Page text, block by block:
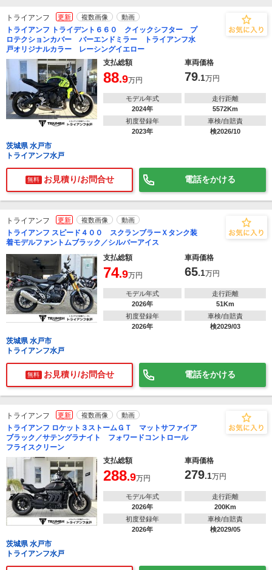
トライアンフ 更新 複数画像 動画
トライアンフ トライデント６６０ クイックシフター プ
ロテクションカバー バーエンドミラー トライアンフ水
戸オリジナルカラー レーシングイエロー
支払総額
車両価格
88.9万円 79.1万円
モデル年式
2024年
走行距離
5572Km
初度登録年
2023年
車検/自賠責
検2026/10
茨城県 水戸市
トライアンフ水戸
無料 お見積り/お問合せ 電話をかける
トライアンフ 更新 複数画像 動画
トライアンフ スピード４００ スクランブラーＸタンク装
着モデルファントムブラック／シルバーアイス
支払総額
車両価格
74.9万円 65.1万円
モデル年式
2026年
走行距離
51Km
初度登録年
2026年
車検/自賠責
検2029/03
茨城県 水戸市
トライアンフ水戸
無料 お見積り/お問合せ 電話をかける
トライアンフ 更新 複数画像 動画
トライアンフ ロケット３ストームＧＴ マットサファイア
ブラック／サテングラナイト フォワードコントロール
フライスクリーン
支払総額
車両価格
288.9万円 279.1万円
モデル年式
2026年
走行距離
200Km
初度登録年
2026年
車検/自賠責
検2029/05
茨城県 水戸市
トライアンフ水戸